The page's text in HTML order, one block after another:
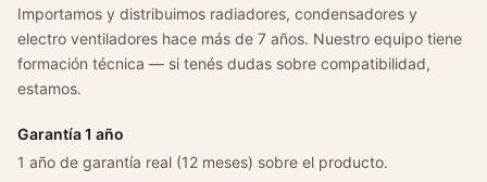
g
o
n
N
1
Importamos y distribuimos radiadores, condensadores y
electro ventiladores hace más de 7 años. Nuestro equipo tiene
formación técnica — si tenés dudas sobre compatibilidad,
estamos.
Garantía 1 año
1 año de garantía real (12 meses) sobre el producto.